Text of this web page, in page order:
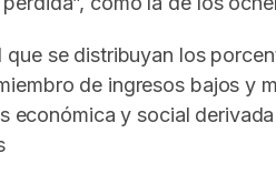
se distribuyan los
de ingresos bajos y
económica y social